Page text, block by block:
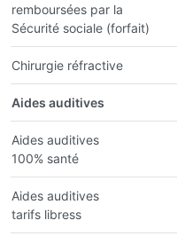
remboursées par la
Sécurité sociale (forfait)
Chirurgie réfractive
Aides auditives
Aides auditives
100% santé
Aides auditives
tarifs libress